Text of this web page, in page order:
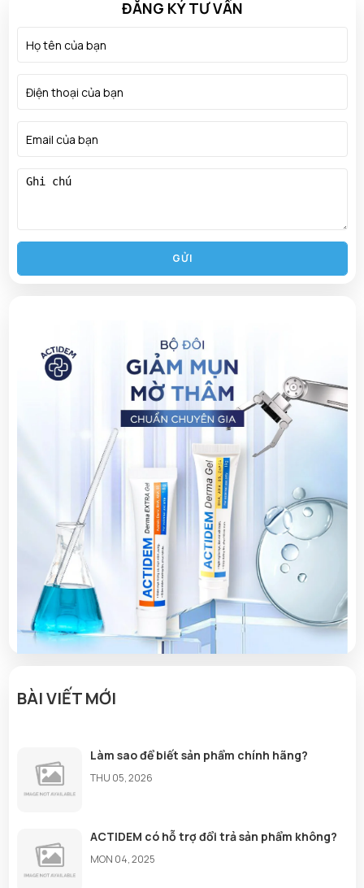
ĐĂNG KÝ TƯ VẤN
GỬI
BÀI VIẾT MỚI
Làm sao để biết sản phẩm chính hãng?
THU 05, 2026
ACTIDEM có hỗ trợ đổi trả sản phẩm không?
MON 04, 2025